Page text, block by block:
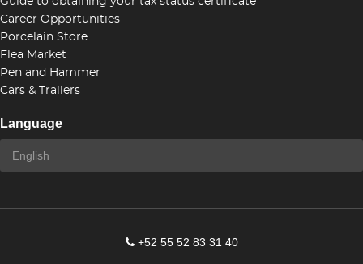
Career Opportunities
Porcelain Store
Flea Market
Pen and Hammer
Cars & Trailers
Language
+52 55 52 83 31 40